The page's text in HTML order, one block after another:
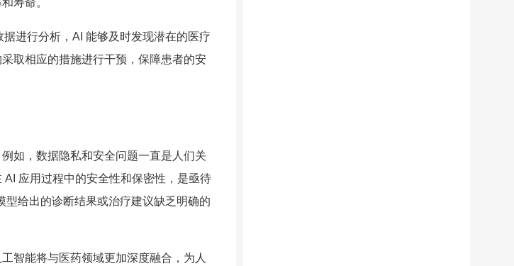
寿命。
进行分析，AI 能够及时发现潜在的医疗
取相应的措施进行干预，保障患者的安
如，数据隐私和安全问题一直是人们关
应用过程中的安全性和保密性，是亟待
给出的诊断结果或治疗建议缺乏明确的
智能将与医药领域更加深度融合，为人